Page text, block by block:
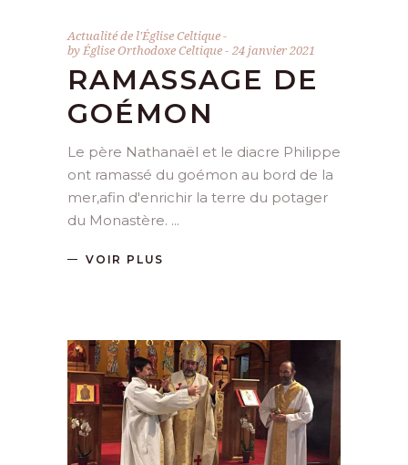
Actualité de l'Église Celtique
byÉglise Orthodoxe Celtique 24 janvier 2021
RAMASSAGE DE
GOÉMON
Le père Nathanaël et le diacre Philippe
ont ramassé du goémon au bord de la
mer,afin d'enrichir la terre du potager
du Monastère.
VOIR PLUS